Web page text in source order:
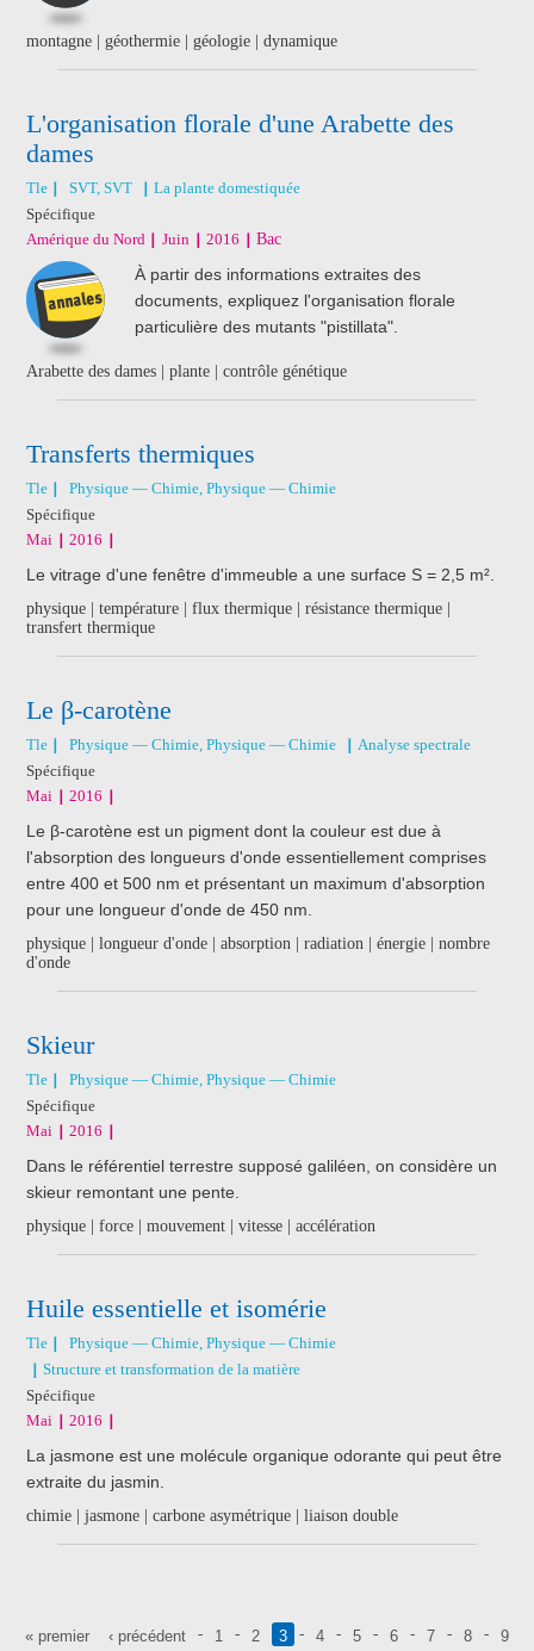
montagne | géothermie | géologie | dynamique
L'organisation florale d'une Arabette des
dames
Tle SVT, SVT
La plante domestiquée
Spécifique
Amérique du Nord
Juin 2016 Bac
À partir des informations extraites des
documents, expliquez l'organisation florale
particulière des mutants "pistillata".
Arabette des dames | plante | contrôle génétique
Transferts thermiques
Tle
Physique — Chimie, Physique — Chimie
Spécifique
Mai
2016
Le vitrage d'une fenêtre d'immeuble a une surface S = 2,5 m².
physique | température | flux thermique | résistance thermique |
transfert thermique
Le β-carotène
Tle Physique — Chimie, Physique — Chimie
Analyse spectrale
Spécifique
Mai
2016
Le β-carotène est un pigment dont la couleur est due à
l'absorption des longueurs d'onde essentiellement comprises
entre 400 et 500 nm et présentant un maximum d'absorption
pour une longueur d'onde de 450 nm.
physique | longueur d'onde | absorption | radiation | énergie | nombre
d'onde
Skieur
Tle
Physique — Chimie, Physique — Chimie
Spécifique
Mai
2016
Dans le référentiel terrestre supposé galiléen, on considère un
skieur remontant une pente.
physique | force | mouvement | vitesse | accélération
Huile essentielle et isomérie
Tle
Physique — Chimie, Physique — Chimie
Structure et transformation de la matière
Spécifique
Mai
2016
La jasmone est une molécule organique odorante qui peut être
extraite du jasmin.
chimie | jasmone | carbone asymétrique | liaison double
Pages
« premier ‹ précédent 1 2 3 4 5 6 7 8 9